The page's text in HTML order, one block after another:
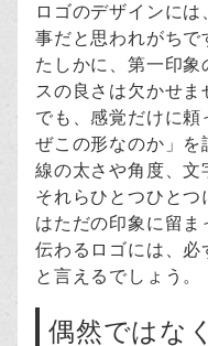
ロゴのデザインに
事だと思われがちで
たしかに、第一印
スの良さは欠かせま
でも、感覚だけに
ぜこの形なのか」を
線の太さや角度、
それらひとつひと
はただの印象に留ま
伝わるロゴには、必
と言えるでしょう。
偶然ではな